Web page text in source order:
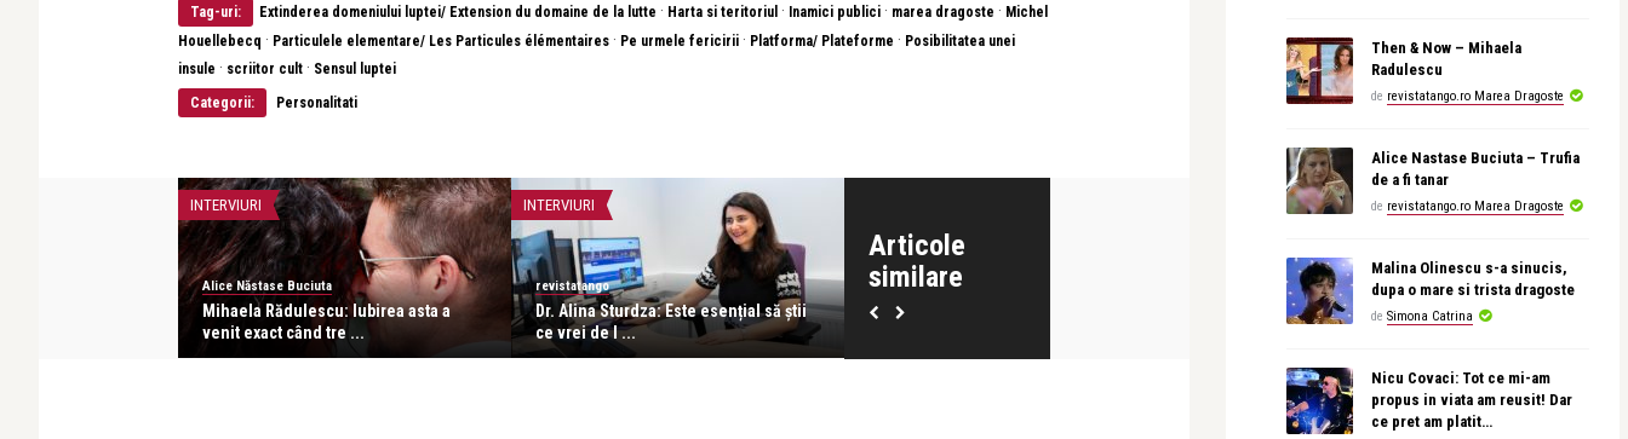
Tag-uri: Extinderea domeniului luptei/ Extension du domaine de la lutte · Harta si teritoriul · Inamici publici · marea dragoste · Michel
Houellebecq · Particulele elementare/ Les Particules élémentaires · Pe urmele fericirii · Platforma/ Plateforme · Posibilitatea unei
insule · scriitor cult · Sensul luptei
Categorii:
Personalitati
Articole
similare
INTERVIURI
Alice Năstase Buciuta
Mihaela Rădulescu: Iubirea asta a
venit exact când tre ...
INTERVIURI
revistatango
Dr. Alina Sturdza: Este esențial să știi
ce vrei de l ...
Dara Codescu
Neti Sandu – Viața ca sărbătoare.
CEA MAI FRUMOASA POEZIE
revistatango.ro Marea Dragoste
Victor Felea – Visez mereu
CEA MAI
revistatango
Then & Now – Mihaela
Radulescu
de revistatango.ro Marea Dragoste
Alice Nastase Buciuta – Trufia
de a fi tanar
de revistatango.ro Marea Dragoste
Malina Olinescu s-a sinucis,
dupa o mare si trista dragoste
de Simona Catrina
Nicu Covaci: Tot ce mi-am
propus in viata am reusit! Dar
ce pret am platit…